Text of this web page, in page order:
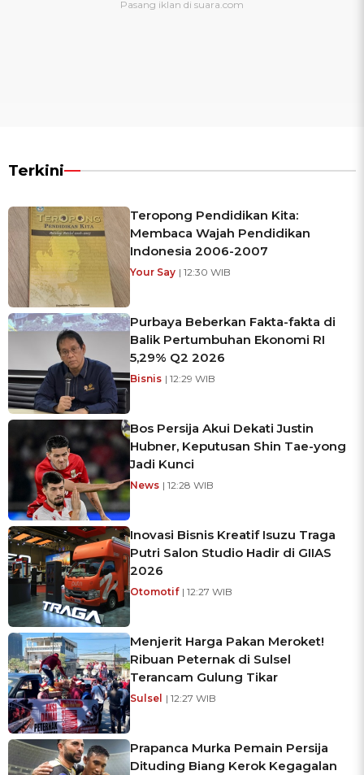
Terkini
Teropong Pendidikan Kita:
Membaca Wajah Pendidikan
Indonesia 2006-2007
Your Say | 12:30 WIB
Purbaya Beberkan Fakta-fakta di
Balik Pertumbuhan Ekonomi RI
5,29% Q2 2026
Bisnis | 12:29 WIB
Bos Persija Akui Dekati Justin
Hubner, Keputusan Shin Tae-yong
Jadi Kunci
News | 12:28 WIB
Inovasi Bisnis Kreatif Isuzu Traga
Putri Salon Studio Hadir di GIIAS
2026
Otomotif | 12:27 WIB
Menjerit Harga Pakan Meroket!
Ribuan Peternak di Sulsel
Terancam Gulung Tikar
Sulsel | 12:27 WIB
Prapanca Murka Pemain Persija
Dituding Biang Kerok Kegagalan